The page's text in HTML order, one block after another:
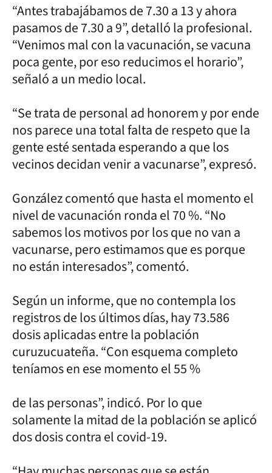
“Antes trabajábamos de 7.30 a 13 y ahora
pasamos de 7.30 a 9”, detalló la profesional.
“Venimos mal con la vacunación, se vacuna
poca gente, por eso reducimos el horario”,
señaló a un medio local.
“Se trata de personal ad honorem y por ende
nos parece una total falta de respeto que la
gente esté sentada esperando a que los
vecinos decidan venir a vacunarse”, expresó.
González comentó que hasta el momento el
nivel de vacunación ronda el 70 %. “No
sabemos los motivos por los que no van a
vacunarse, pero estimamos que es porque
no están interesados”, comentó.
Según un informe, que no contempla los
registros de los últimos días, hay 73.586
dosis aplicadas entre la población
curuzucuateña. “Con esquema completo
teníamos en ese momento el 55 %
de las personas”, indicó. Por lo que
solamente la mitad de la población se aplicó
dos dosis contra el covid-19.